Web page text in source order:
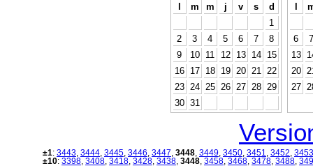
l
m m j v s
d
1
2
3 4 5 6 7
8
9
10 11 12 13 14
15
16
17 18 19 20 21
22
23
24 25 26 27 28
29
30 31
l
6
7
13
20
27
±1: 3443 3444 3445 3446 3447 3448 3449 3450 3451 3452 3453
±10: 3398 3408 3418 3428 3438 3448 3458 3468 3478 3488